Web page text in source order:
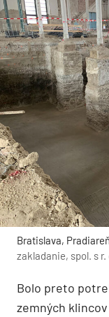
Bratislava,
zakladanie, spol. s r.
Bolo preto
zemných